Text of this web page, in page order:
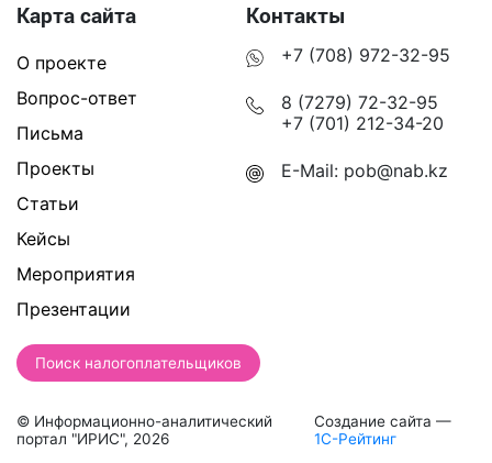
Карта сайта
О проекте
Вопрос-ответ
Письма
Проекты
Статьи
Кейсы
Мероприятия
Презентации
Контакты
+7 (708) 972-32-95
8 (7279) 72-32-95
+7 (701) 212-34-20
E-Mail: pob@nab.kz
Поиск налогоплательщиков
© Информационно-аналитический
портал "ИРИС", 2026
Создание сайта —
1С-Рейтинг